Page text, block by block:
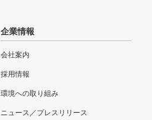
企業情報
会社案内
採用情報
環境への取り組み
ニュース／プレスリリース